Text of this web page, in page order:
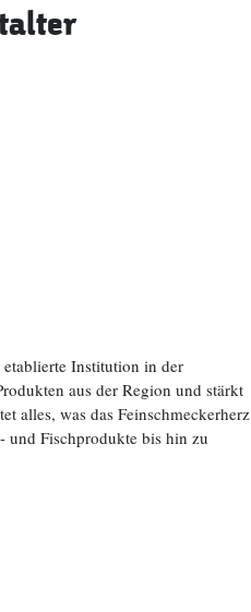
Institution in der
aus der Region und stärkt
alles, was das Feinschmeckerherz
und Fischprodukte bis hin zu